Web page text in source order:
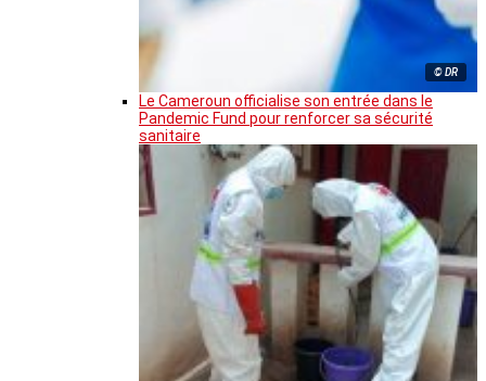
© DR
Le Cameroun officialise son entrée dans le
Pandemic Fund pour renforcer sa sécurité
sanitaire